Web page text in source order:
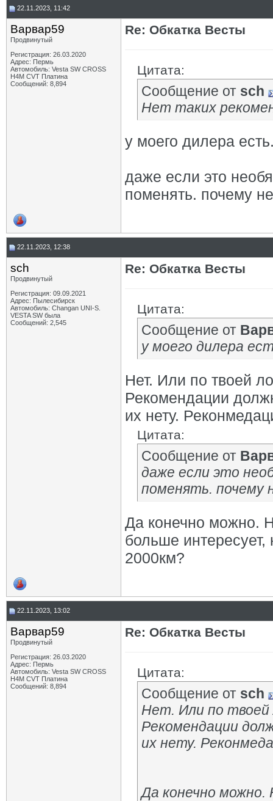
22.11.2023, 11:42
Варвар59
Продвинутый
Регистрация: 26.03.2020
Адрес: Пермь
Автомобиль: Vesta SW CROSS
H4M CVT Платина
Сообщений: 8,894
Re: Обкатка Весты
Цитата:
Сообщение от sch
Нет таких
у моего дилера
даже если это
поменять. почему
22.11.2023, 12:38
sch
Продвинутый
Регистрация: 09.09.2021
Адрес: Пылесибирск
Автомобиль: Changan UNI-S.
VESTA SW была
Сообщений: 2,545
Re: Обкатка Весты
Цитата:
Сообщение от
у моего дилера
Нет. Или по твоей
Рекомендации
их нету.
Цитата:
Сообщение от
даже если это
поменять. почему
Да конечно можно.
больше
2000км?
22.11.2023, 13:02
Варвар59
Продвинутый
Регистрация: 26.03.2020
Адрес: Пермь
Автомобиль: Vesta SW CROSS
H4M CVT Платина
Сообщений: 8,894
Re: Обкатка Весты
Цитата:
Сообщение от sch
Нет. Или по твоей
Рекомендации
их нету.
Да конечно можно.